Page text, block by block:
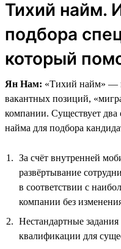
Тихий найм.
подбора
который
Ян Нам: «Тихий найм» —
вакантных позиций,
компании. Существует два
найма для подбора
За счёт внутренней
развёртывание
в соответствии с
компании без
Нестандартные
квалификации для